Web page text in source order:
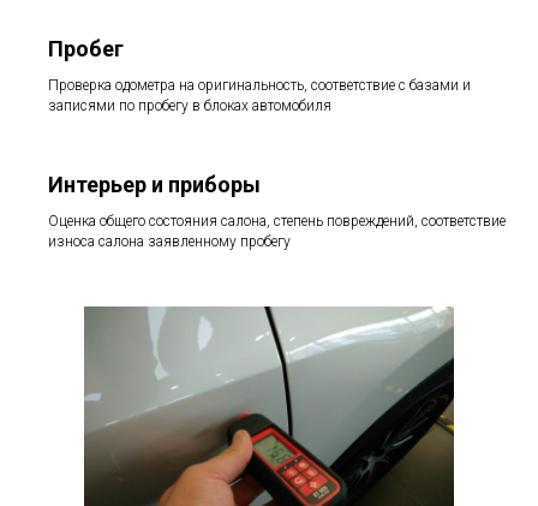
Пробег
Проверка одометра на оригинальность, соответствие с базами и
записями по пробегу в блоках автомобиля
Интерьер и приборы
Оценка общего состояния салона, степень повреждений, соответствие
износа салона заявленному пробегу